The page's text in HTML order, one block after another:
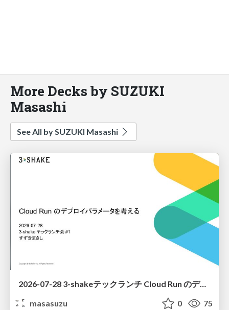
More Decks by SUZUKI
Masashi
See All by SUZUKI Masashi
2026-07-28 3-shakeテックランチ Cloud Run のデプロイパラメータを考える / Cloud Run Deploy Parameter
masasuzu
0 75